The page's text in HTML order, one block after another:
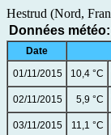
Hestrud (Nord,
Données
Date
01/11/2015
10,4 °C
02/11/2015 5,9 °C
03/11/2015 11,1 °C